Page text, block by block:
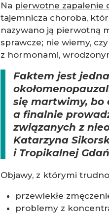
Na pierwotne zapalenie
tajemnicza choroba,
nazywano ją pierwotną
sprawcze; nie wiemy,
z hormonami,
Faktem jest
się martwimy, bo
a finalnie
związanych z
Katarzyna
i Tropikalnej
Objawy, z którymi
przewlekłe
problemy z